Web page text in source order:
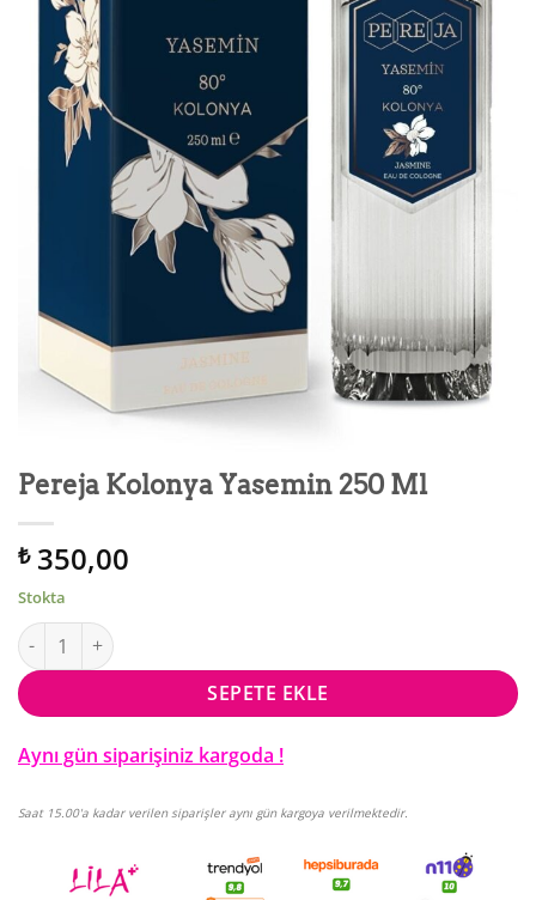
Pereja Kolonya Yasemin 250 Ml
₺350,00
Stokta
Pereja Kolonya Yasemin 250 Ml adet
SEPETE EKLE
Aynı gün siparişiniz kargoda !
Saat 15.00'a kadar verilen siparişler aynı gün kargoya verilmektedir.